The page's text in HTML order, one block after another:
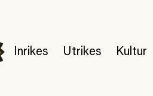
Inrikes Utrikes Kultur